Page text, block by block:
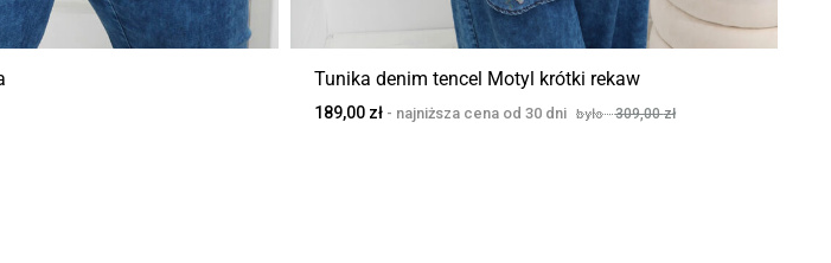
Tunika denim tencel Motyl krótki rekaw
189,00 zł 309,00zł